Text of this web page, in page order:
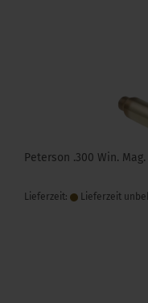
Peterson .300 Win.
Lieferzeit: Lieferzeit